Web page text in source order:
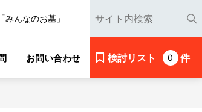
んなのお墓」
お問い合わせ 検討リスト 0 件